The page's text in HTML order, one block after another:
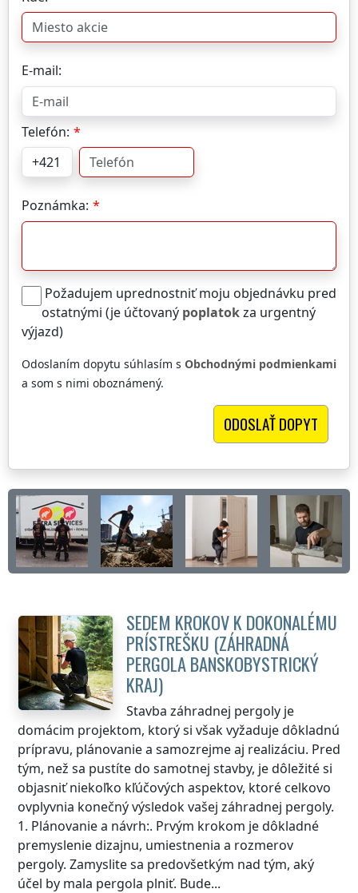
E-mail:
Telefón:
Poznámka:
Požadujem uprednostniť moju objednávku pred
ostatnými (je účtovaný poplatokza urgentný
výjazd)
Odoslaním dopytu súhlasím s Obchodnými podmienkami
a som s nimi oboznámený.
SEDEM KROKOV K DOKONALÉMU
PRÍSTREŠKU (ZÁHRADNÁ
PERGOLA BANSKOBYSTRICKÝ
KRAJ)
Stavba záhradnej pergoly je
domácim projektom, ktorý si však vyžaduje dôkladnú
prípravu, plánovanie a samozrejme aj realizáciu. Pred
tým, než sa pustíte do samotnej stavby, je dôležité si
objasniť niekoľko kľúčových aspektov, ktoré celkovo
ovplyvnia konečný výsledok vašej záhradnej pergoly.
1. Plánovanie a návrh:. Prvým krokom je dôkladné
premyslenie dizajnu, umiestnenia a rozmerov
pergoly. Zamyslite sa predovšetkým nad tým, aký
účel by mala pergola plniť. Bude...